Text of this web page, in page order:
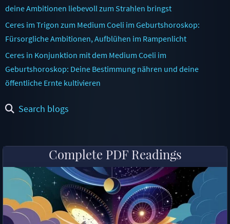
deine Ambitionen liebevoll zum Strahlen bringst
Ceres im Trigon zum Medium Coeli im Geburtshoroskop:
Fürsorgliche Ambitionen, Aufblühen im Rampenlicht
Ceres in Konjunktion mit dem Medium Coeli im
Geburtshoroskop: Deine Bestimmung nähren und deine
öffentliche Ernte kultivieren
Search blogs
Complete PDF Readings